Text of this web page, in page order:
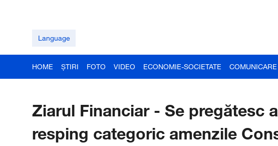
Language
HOME ȘTIRI FOTO VIDEO ECONOMIE-SOCIETATE COMUNICARE
Ziarul Financiar - Se pregătesc
resping categoric amenzile